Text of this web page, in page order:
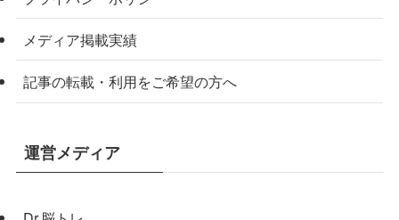
メディア掲載実績
記事の転載・利用をご希望の方へ
運営メディア